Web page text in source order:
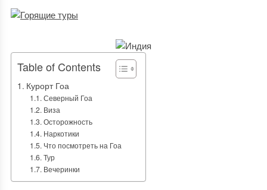
Table of Contents
Курорт Гоа
Северный Гоа
Виза
Осторожность
Наркотики
Что посмотреть на Гоа
Тур
Вечеринки